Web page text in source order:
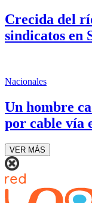
Crecida del
sindicatos en
Nacionales
Un hombre
por cable vía
VER MÁS